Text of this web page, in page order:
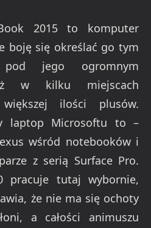
2015 to komputer
boję się określać go tym
pod jego ogromnym
w kilku miejscach
ilości plusów.
laptop Microsoftu to –
wśród notebooków i
z serią Surface Pro.
pracuje tutaj wybornie,
że nie ma się ochoty
a całości animuszu